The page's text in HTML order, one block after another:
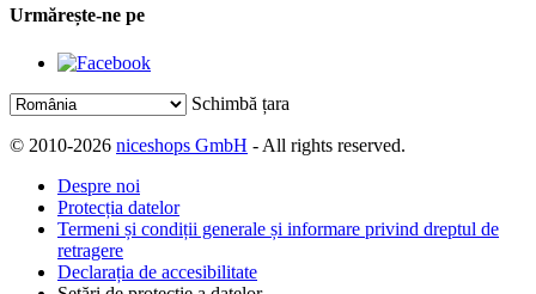
Urmărește-ne pe
Schimbă țara
© 2010-2026 niceshops GmbH - All rights reserved.
Despre noi
Protecția datelor
Termeni și condiții generale și informare privind dreptul de
retragere
Declarația de accesibilitate